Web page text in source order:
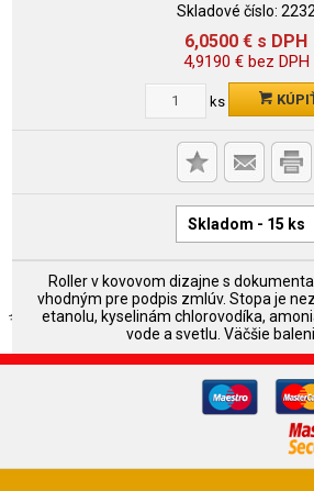
Skladové číslo: 2232
6,0500 € s DPH
4,9190 €bez DPH
ks
Skladom - 15 ks
Roller v kovovom dizajne s
vhodným pre podpis zmlúv. Stopa je
etanolu, kyselinám chlorovodíka,
vode a svetlu. Väčšie